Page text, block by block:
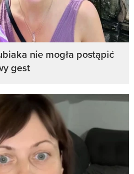
nie mogła postąpić
gest